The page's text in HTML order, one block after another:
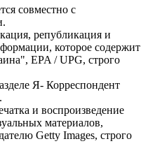
совместно с
републикация и
которое содержит
EPA / UPG, строго
Я- Корреспондент
и воспроизведение
материалов,
Getty Images, строго